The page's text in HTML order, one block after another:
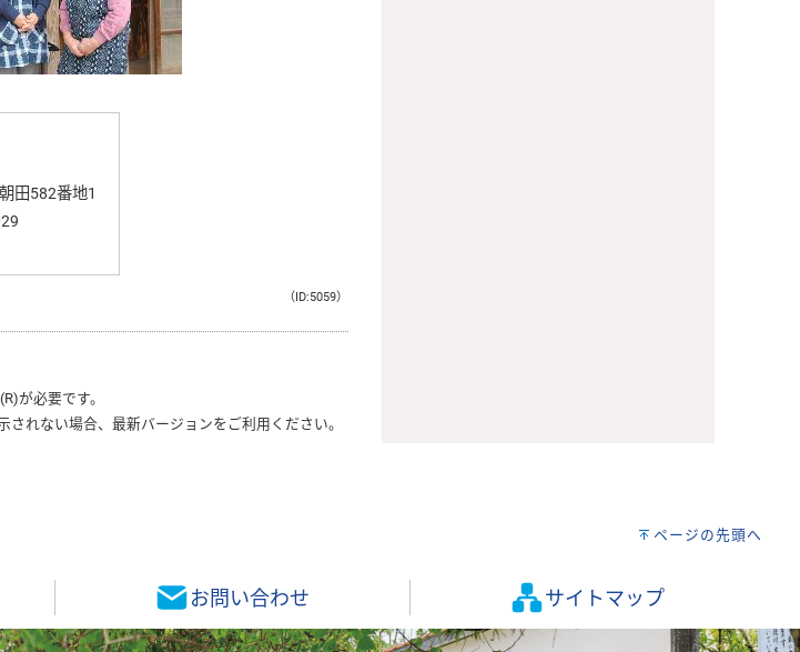
田582番地1
（ID:5059）
が必要です。
されない場合、最新バージョンをご利用ください。
ページの先頭へ
お問い合わせ サイトマップ